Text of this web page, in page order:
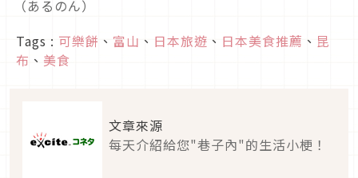
（あるのん）
Tags : 可樂餅 、 富山 、 日本旅遊 、 日本美食推薦 、 昆
布 、 美食
文章來源
每天介紹給您"巷子內"的生活小梗！